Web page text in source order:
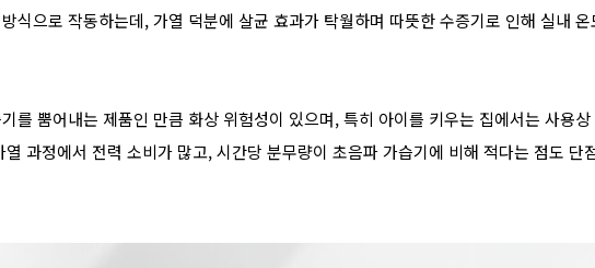
식으로 작동하는데, 가열 덕분에 살균 효과가 탁월하며 따뜻한 수증기로 인해 실내
를 뿜어내는 제품인 만큼 화상 위험성이 있으며, 특히 아이를 키우는 집에서는 사용
열 과정에서 전력 소비가 많고, 시간당 분무량이 초음파 가습기에 비해 적다는 점도 단